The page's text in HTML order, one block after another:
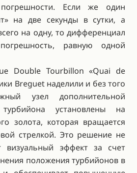
Если же один
на две секунды в сутки, а
на одну, то дифференциал
равную одной
Double Tourbillon «Quai de
Breguet наделили и без того
узел дополнительной
установлены на
золота, которая вращается
стрелкой. Это решение не
визуальный эффект за счет
положения турбийонов в